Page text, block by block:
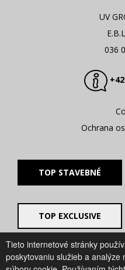
Tieto internetové stránky
poskytovaniu služieb a analýze
UV
036
Ochrana
TOP STAVEBNÉ
TOP EXCLUSIVE
© 2008 - 2026. UV GROUP